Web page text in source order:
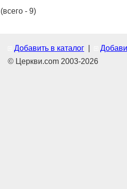
(всего - 9)
Добавить в каталог
© Церкви.com 2003-2026